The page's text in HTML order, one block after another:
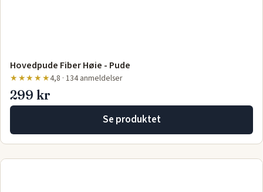
Hovedpude Fiber Høie - Pude
★★★★★4,8 · 134 anmeldelser
299 kr
Se produktet